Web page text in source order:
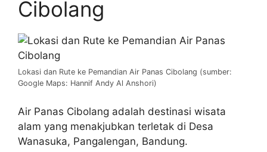
Cibolang
Lokasi dan Rute ke Pemandian Air Panas Cibolang (sumber:
Google Maps: Hannif Andy Al Anshori)
Air Panas Cibolang adalah destinasi wisata
alam yang menakjubkan terletak di Desa
Wanasuka, Pangalengan, Bandung.